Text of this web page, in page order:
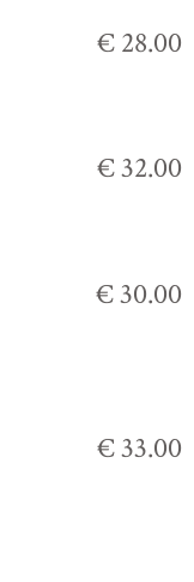
€ 28.00
€ 32.00
€ 30.00
€ 33.00